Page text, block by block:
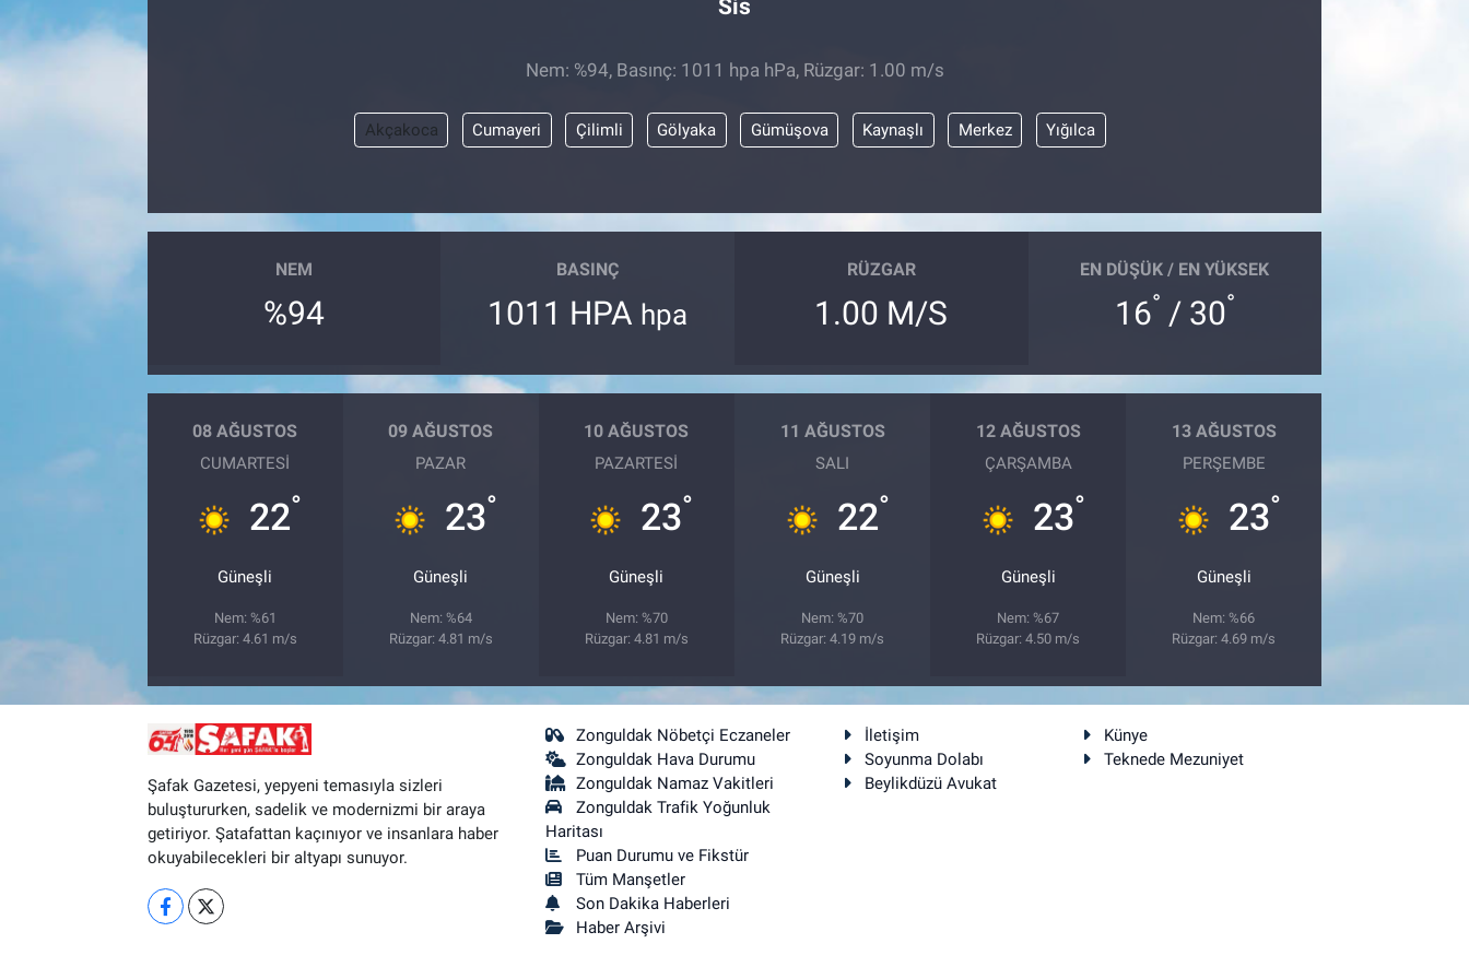
Sis
Nem: %94, Basınç: 1011 hpa hPa, Rüzgar: 1.00 m/s
Akçakoca Cumayeri Çilimli Gölyaka Gümüşova Kaynaşlı Merkez Yığılca
NEM
%94
BASINÇ
1011 HPA hpa
RÜZGAR
1.00 M/S
EN DÜŞÜK / EN YÜKSEK
16° / 30°
08 AĞUSTOS
CUMARTESI
22°
Güneşli
Nem: %61
Rüzgar: 4.61 m/s
09 AĞUSTOS
PAZAR
23°
Güneşli
Nem: %64
Rüzgar: 4.81 m/s
10 AĞUSTOS
PAZARTESI
23°
Güneşli
Nem: %70
Rüzgar: 4.81 m/s
11 AĞUSTOS
SALI
22°
Güneşli
Nem: %70
Rüzgar: 4.19 m/s
12 AĞUSTOS
ÇARŞAMBA
23°
Güneşli
Nem: %67
Rüzgar: 4.50 m/s
13 AĞUSTOS
PERŞEMBE
23°
Güneşli
Nem: %66
Rüzgar: 4.69 m/s
Şafak Gazetesi, yepyeni temasıyla sizleri
buluştururken, sadelik ve modernizmi bir araya
getiriyor. Şatafattan kaçınıyor ve insanlara haber
okuyabilecekleri bir altyapı sunuyor.
Zonguldak Nöbetçi Eczaneler
Zonguldak Hava Durumu
Zonguldak Namaz Vakitleri
Zonguldak Trafik Yoğunluk
Haritası
Puan Durumu ve Fikstür
Tüm Manşetler
Son Dakika Haberleri
Haber Arşivi
İletişim
Künye
Soyunma Dolabı
Teknede Mezuniyet
Beylikdüzü Avukat